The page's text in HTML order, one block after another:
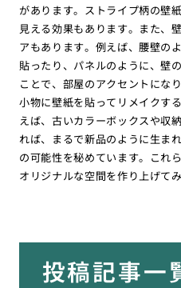
があります。ストライプ柄の壁
見える効果もあります。また、
アもあります。例えば、腰壁の
貼ったり、パネルのように、壁
ことで、部屋のアクセントにな
小物に壁紙を貼ってリメイクす
えば、古いカラーボックスや収
れば、まるで新品のように生ま
の可能性を秘めています。これ
オリジナルな空間を作り上げて
投稿記事一